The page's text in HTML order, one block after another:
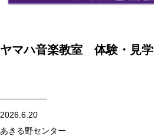
ヤマハ音楽教室 体験・見学
2026.6.20
あきる野センター